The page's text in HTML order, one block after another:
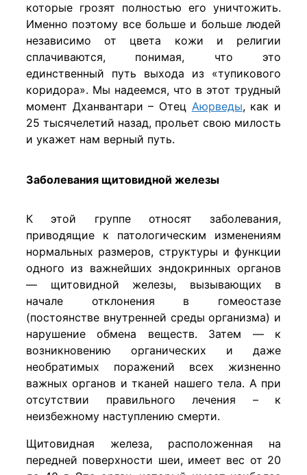
которые грозят полностью его уничтожить.
Именно поэтому все больше и больше людей
независимо от цвета кожи и религии
сплачиваются, понимая, что это
единственный путь выхода из «тупикового
коридора». Мы надеемся, что в этот трудный
момент Дханвантари – Отец Аюрведы, как и
25 тысячелетий назад, прольет свою милость
и укажет нам верный путь.
Заболевания щитовидной железы
К этой группе относят заболевания,
приводящие к патологическим изменениям
нормальных размеров, структуры и функции
одного из важнейших эндокринных органов
— щитовидной железы, вызывающих в
начале отклонения в гомеостазе
(постоянстве внутренней среды организма) и
нарушение обмена веществ. Затем — к
возникновению органических и даже
необратимых поражений всех жизненно
важных органов и тканей нашего тела. А при
отсутствии правильного лечения – к
неизбежному наступлению смерти.
Щитовидная железа, расположенная на
передней поверхности шеи, имеет вес от 20